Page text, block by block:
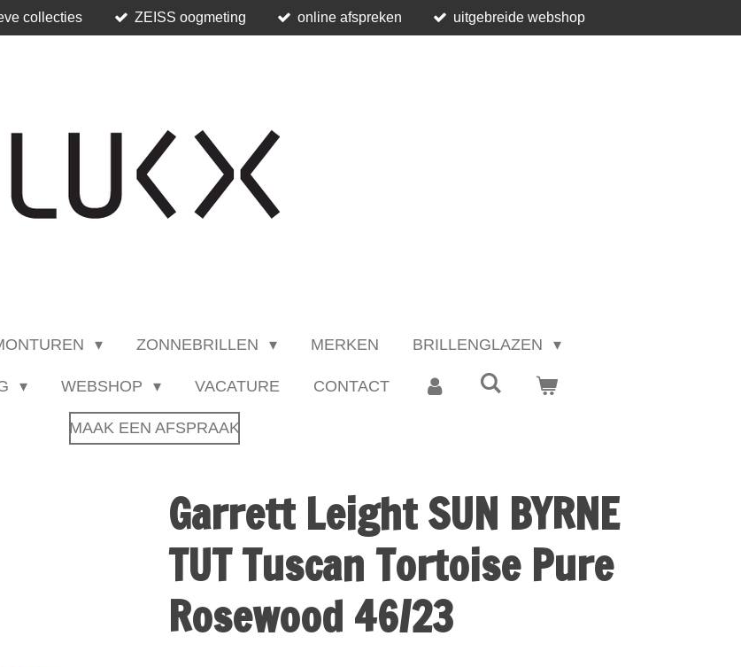
collecties ZEISS oogmeting online afspreken uitgebreide webshop
ZONNEBRILLEN MERKEN BRILLENGLAZEN
WEBSHOP VACATURE CONTACT
MAAK EEN AFSPRAAK
Garrett Leight SUN BYRNE
TUT Tuscan Tortoise Pure
Rosewood 46/23